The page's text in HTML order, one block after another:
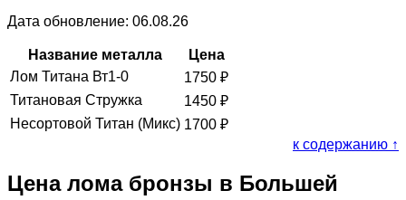
Дата обновление: 06.08.26
Название металла
Цена
Лом Титана Вт1-0
1750 ₽
Титановая Стружка
1450 ₽
Несортовой Титан (Микс) 1700 ₽
к содержанию ↑
Цена лома бронзы в Большей